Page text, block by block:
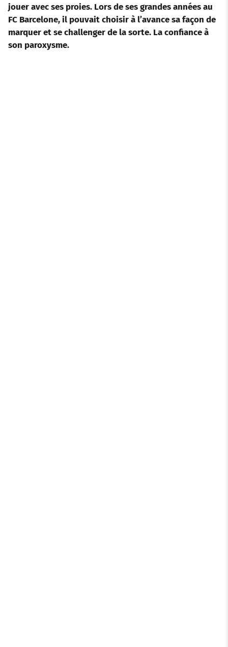
jouer avec ses proies. Lors de ses grandes années au
FC Barcelone, il pouvait choisir à l’avance sa façon de
marquer et se challenger de la sorte. La confiance à
son paroxysme.